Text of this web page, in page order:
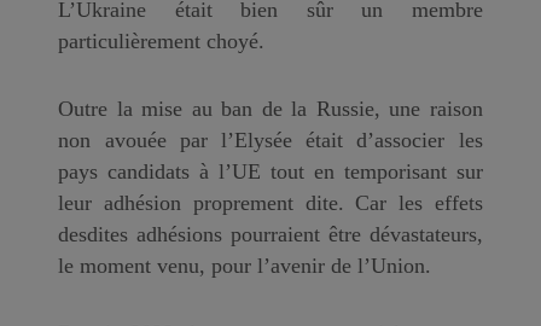
L’Ukraine était bien sûr un membre
particulièrement choyé.
Outre la mise au ban de la Russie, une raison
non avouée par l’Elysée était d’associer les
pays candidats à l’UE tout en temporisant sur
leur adhésion proprement dite. Car les effets
desdites adhésions pourraient être dévastateurs,
le moment venu, pour l’avenir de l’Union.